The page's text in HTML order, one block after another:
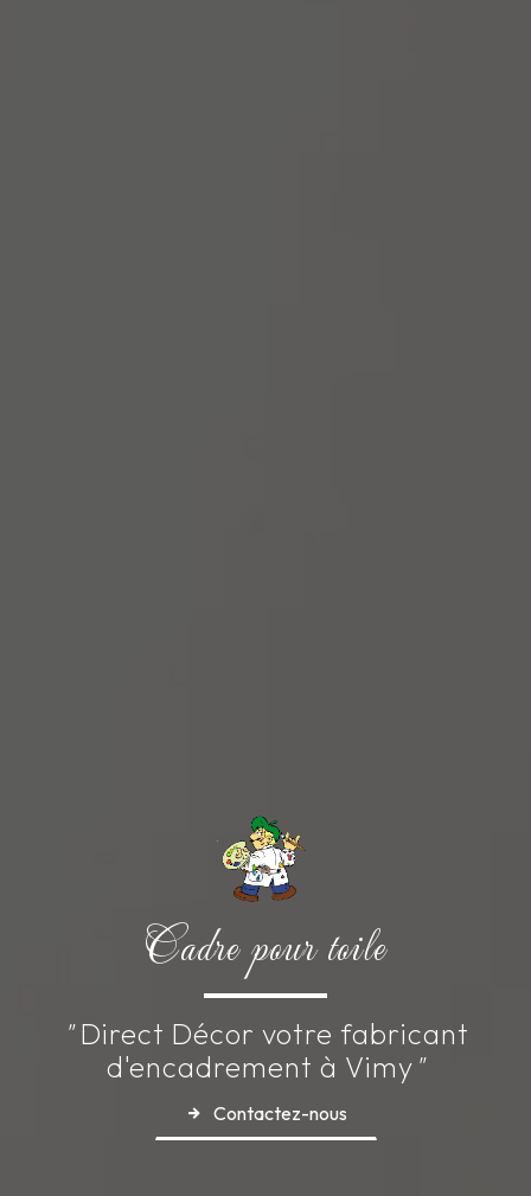
Cadre pour toile
"Direct Décor votre fabricant
d'encadrement à Vimy "
Contactez-nous